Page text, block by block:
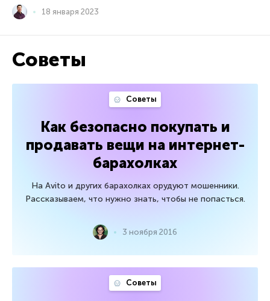
18 января 2023
Советы
Советы
Как безопасно покупать и
продавать вещи на интернет-
барахолках
На Avito и других барахолках орудуют мошенники.
Рассказываем, что нужно знать, чтобы не попасться.
3 ноября 2016
Советы